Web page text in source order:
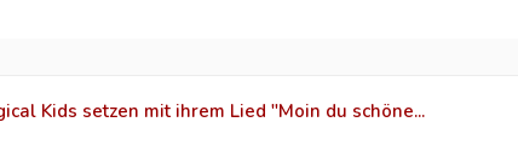
Kids setzen mit ihrem Lied "Moin du schöne...